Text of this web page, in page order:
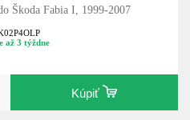
Škoda Fabia I, 1999-2007
až 3 týždne
Kúpiť